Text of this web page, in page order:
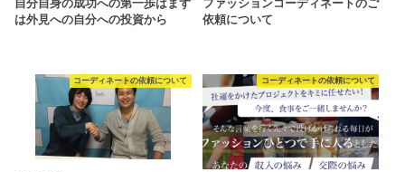
自分自身の成功への第一歩はまず
は外見への自分への投資から
ファッションコーディネートのご
依頼について
コーディネートの依頼について コーディネートの依頼について